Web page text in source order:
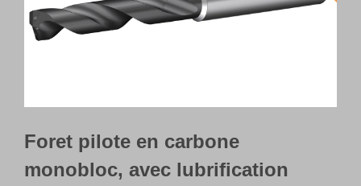
Français
Foret pilote en carbone
monobloc, avec lubrification